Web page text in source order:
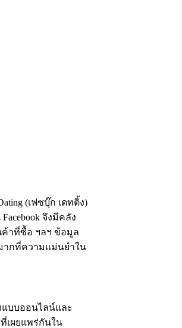
(เฟซบุ๊ก เดทติ้ง)
จึงมีคลัง
ค้าที่ซื้อ ฯลฯ ข้อมูล
ากที่ความแม่นยำใน
บบออนไลน์และ
เผยแพร่กันใน